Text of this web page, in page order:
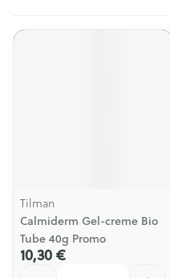
Tilman
Calmiderm Gel-creme Bio
Tube 40g Promo
10,30 €